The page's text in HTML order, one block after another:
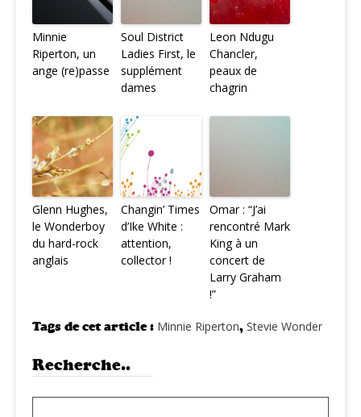
Minnie
Riperton, un
ange (re)passe
Soul District
Ladies First, le
supplément
dames
Leon Ndugu
Chancler,
peaux de
chagrin
Glenn Hughes,
le Wonderboy
du hard-rock
anglais
Changin’ Times
d’Ike White :
attention,
collector !
Omar : “J’ai
rencontré Mark
King à un
concert de
Larry Graham
!”
Tags de cet article : Minnie Riperton, Stevie Wonder
Recherche..